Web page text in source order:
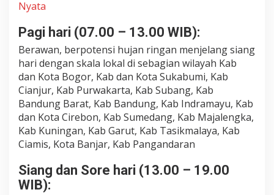
u
h
!
Nyata
Pagi hari (07.00 – 13.00 WIB):
Berawan, berpotensi hujan ringan menjelang siang
hari dengan skala lokal di sebagian wilayah Kab
dan Kota Bogor, Kab dan Kota Sukabumi, Kab
Cianjur, Kab Purwakarta, Kab Subang, Kab
Bandung Barat, Kab Bandung, Kab Indramayu, Kab
dan Kota Cirebon, Kab Sumedang, Kab Majalengka,
Kab Kuningan, Kab Garut, Kab Tasikmalaya, Kab
Ciamis, Kota Banjar, Kab Pangandaran
Siang dan Sore hari (13.00 – 19.00
WIB):